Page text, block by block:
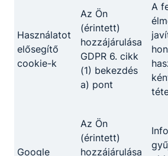
Használatot
elősegítő
cookie-k
Az Ön
(érintett)
hozzájárulása
GDPR 6. cikk
(1) bekezdés
a) pont
A
Google
Az Ön
(érintett)
hozzájárulása